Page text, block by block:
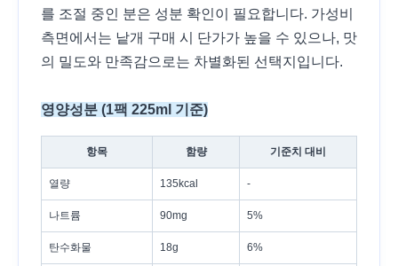
를 조절 중인 분은 성분 확인이 필요합니다. 가성비
측면에서는 낱개 구매 시 단가가 높을 수 있으나, 맛
의 밀도와 만족감으로는 차별화된 선택지입니다.
영양성분 (1팩 225ml 기준)
항목 함량 기준치 대비
열량 135kcal -
나트륨 90mg 5%
탄수화물 18g 6%